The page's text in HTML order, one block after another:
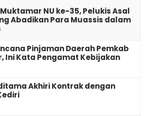
NU ke-35, Pelukis Asal
Abadikan Para Muassis dalam
Pinjaman Daerah Pemkab
Ini Kata Pengamat Kebijakan
Akhiri Kontrak dengan